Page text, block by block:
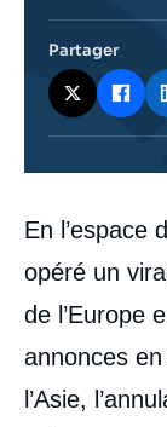
Corps
analyses
En l’espace
opéré un
de l’Europe
annonces
l’Asie,
Partager